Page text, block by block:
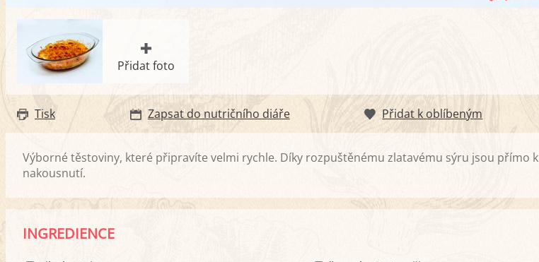
Přidat foto
Tisk Zapsat do nutričního diáře Přidat k oblíbeným
Výborné těstoviny, které připravíte velmi rychle. Díky rozpuštěnému zlatavému sýru jsou přímo k
nakousnutí.
INGREDIENCE